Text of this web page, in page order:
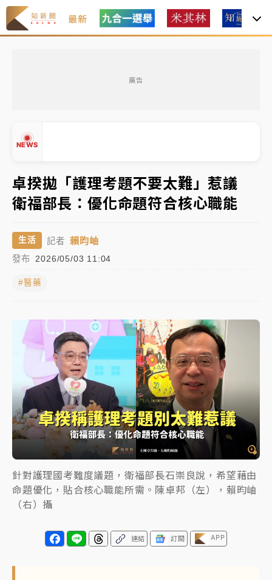
最新
廣告
NEWS
中信慈善基金會想增加董事人數！辜仲諒向法院聲請遭
駁 理由曝光
故宮《龍藏經》特展第2檔！今線上預約開賣一度塞車
周六起展出延長至晚上7時
台東農業處長涉圖利渡假村！東檢抗告成功 今重開羈
父親節泡湯了！中颱白海豚雨彈轟3天 「紅到發紫」降
雨熱區曝
暑假過三周才推「E宿新北打卡趣」！抽獎程序複雜 觀
旅局回應了
中信慈善基金會想增加董事人數！辜仲諒向法院聲請遭
駁 理由曝光
故宮《龍藏經》特展第2檔！今線上預約開賣一度塞車
周六起展出延長至晚上7時
台東農業處長涉圖利渡假村！東檢抗告成功 今重開羈
押庭
父親節泡湯了！中颱白海豚雨彈轟3天 「紅到發紫」降
雨熱區曝
▲
卓揆拋「護理考題不要太難」惹議
衛福部長：優化命題符合核心職能
生活 記者 賴昀岫
發布 2026/05/03 11:04
#醫藥
針對護理國考難度議題，衛福部長石崇良說，希望藉由
命題優化，貼合核心職能所需。陳卓邦（左），賴昀岫
（右）攝
連結 訂閱 APP